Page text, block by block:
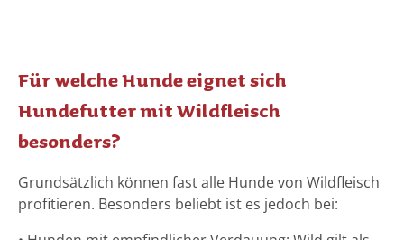
Für welche Hunde eignet sich
Hundefutter mit Wildfleisch
besonders?
Grundsätzlich können fast alle Hunde von Wildfleisch
profitieren. Besonders beliebt ist es jedoch bei: